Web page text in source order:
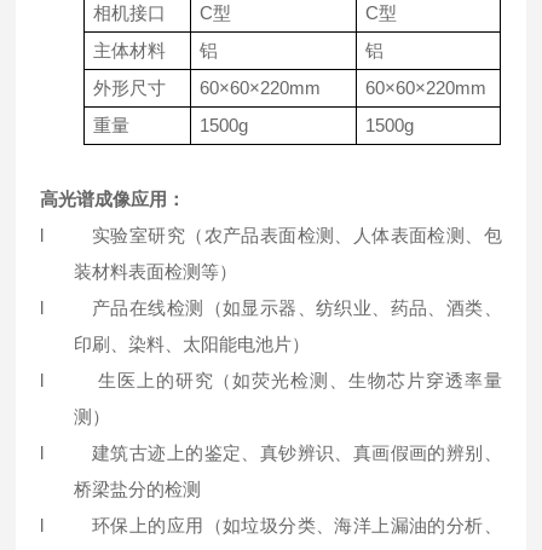
相机接口
C型
C型
主体材料
铝
铝
外形尺寸
60×60×220mm
60×60×220mm
重量
1500g 1500g
高光谱成像应用：
l
实验室研究（农产品表面检测、人体表面检测、包
装材料表面检测等）
l
产品在线检测（如显示器、纺织业、药品、酒类、
印刷、染料、太阳能电池片）
l
生医上的研究（如荧光检测、生物芯片穿透率量
测）
l
建筑古迹上的鉴定、真钞辨识、真画假画的辨别、
桥梁盐分的检测
l
环保上的应用（如垃圾分类、海洋上漏油的分析、